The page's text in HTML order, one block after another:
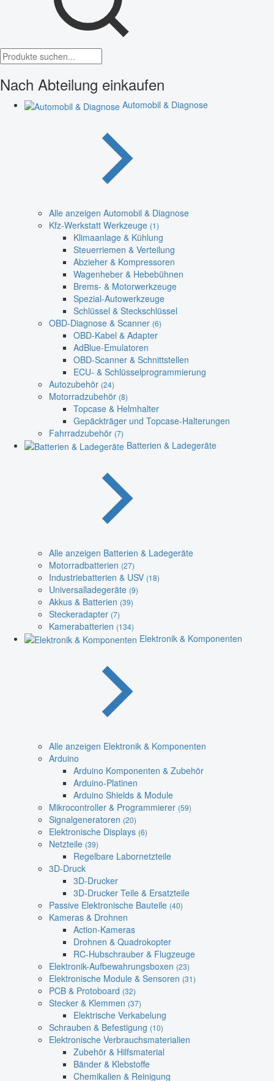
Nach Abteilung einkaufen
Automobil & Diagnose
Alle anzeigen Automobil & Diagnose
Kfz-Werkstatt Werkzeuge (1)
Klimaanlage & Kühlung
Steuerriemen & Verteilung
Abzieher & Kompressoren
Wagenheber & Hebebühnen
Brems- & Motorwerkzeuge
Spezial-Autowerkzeuge
Schlüssel & Steckschlüssel
OBD-Diagnose & Scanner (6)
OBD-Kabel & Adapter
AdBlue-Emulatoren
OBD-Scanner & Schnittstellen
ECU- & Schlüsselprogrammierung
Autozubehör (24)
Motorradzubehör (8)
Topcase & Helmhalter
Gepäckträger und Topcase-Halterungen
Fahrradzubehör (7)
Batterien & Ladegeräte
Alle anzeigen Batterien & Ladegeräte
Motorradbatterien (27)
Industriebatterien & USV (18)
Universalladegeräte (9)
Akkus & Batterien (39)
Steckeradapter (7)
Kamerabatterien (134)
Elektronik & Komponenten
Alle anzeigen Elektronik & Komponenten
Arduino
Arduino Komponenten & Zubehör
Arduino-Platinen
Arduino Shields & Module
Mikrocontroller & Programmierer (59)
Signalgeneratoren (20)
Elektronische Displays (6)
Netzteile (39)
Regelbare Labornetzteile
3D-Druck
3D-Drucker
3D-Drucker Teile & Ersatzteile
Passive Elektronische Bauteile (40)
Kameras & Drohnen
Action-Kameras
Drohnen & Quadrokopter
RC-Hubschrauber & Flugzeuge
Elektronik-Aufbewahrungsboxen (23)
Elektronische Module & Sensoren (31)
PCB & Protoboard (32)
Stecker & Klemmen (37)
Elektrische Verkabelung
Schrauben & Befestigung (10)
Elektronische Verbrauchsmaterialien
Zubehör & Hilfsmaterial
Bänder & Klebstoffe
Chemikalien & Reinigung